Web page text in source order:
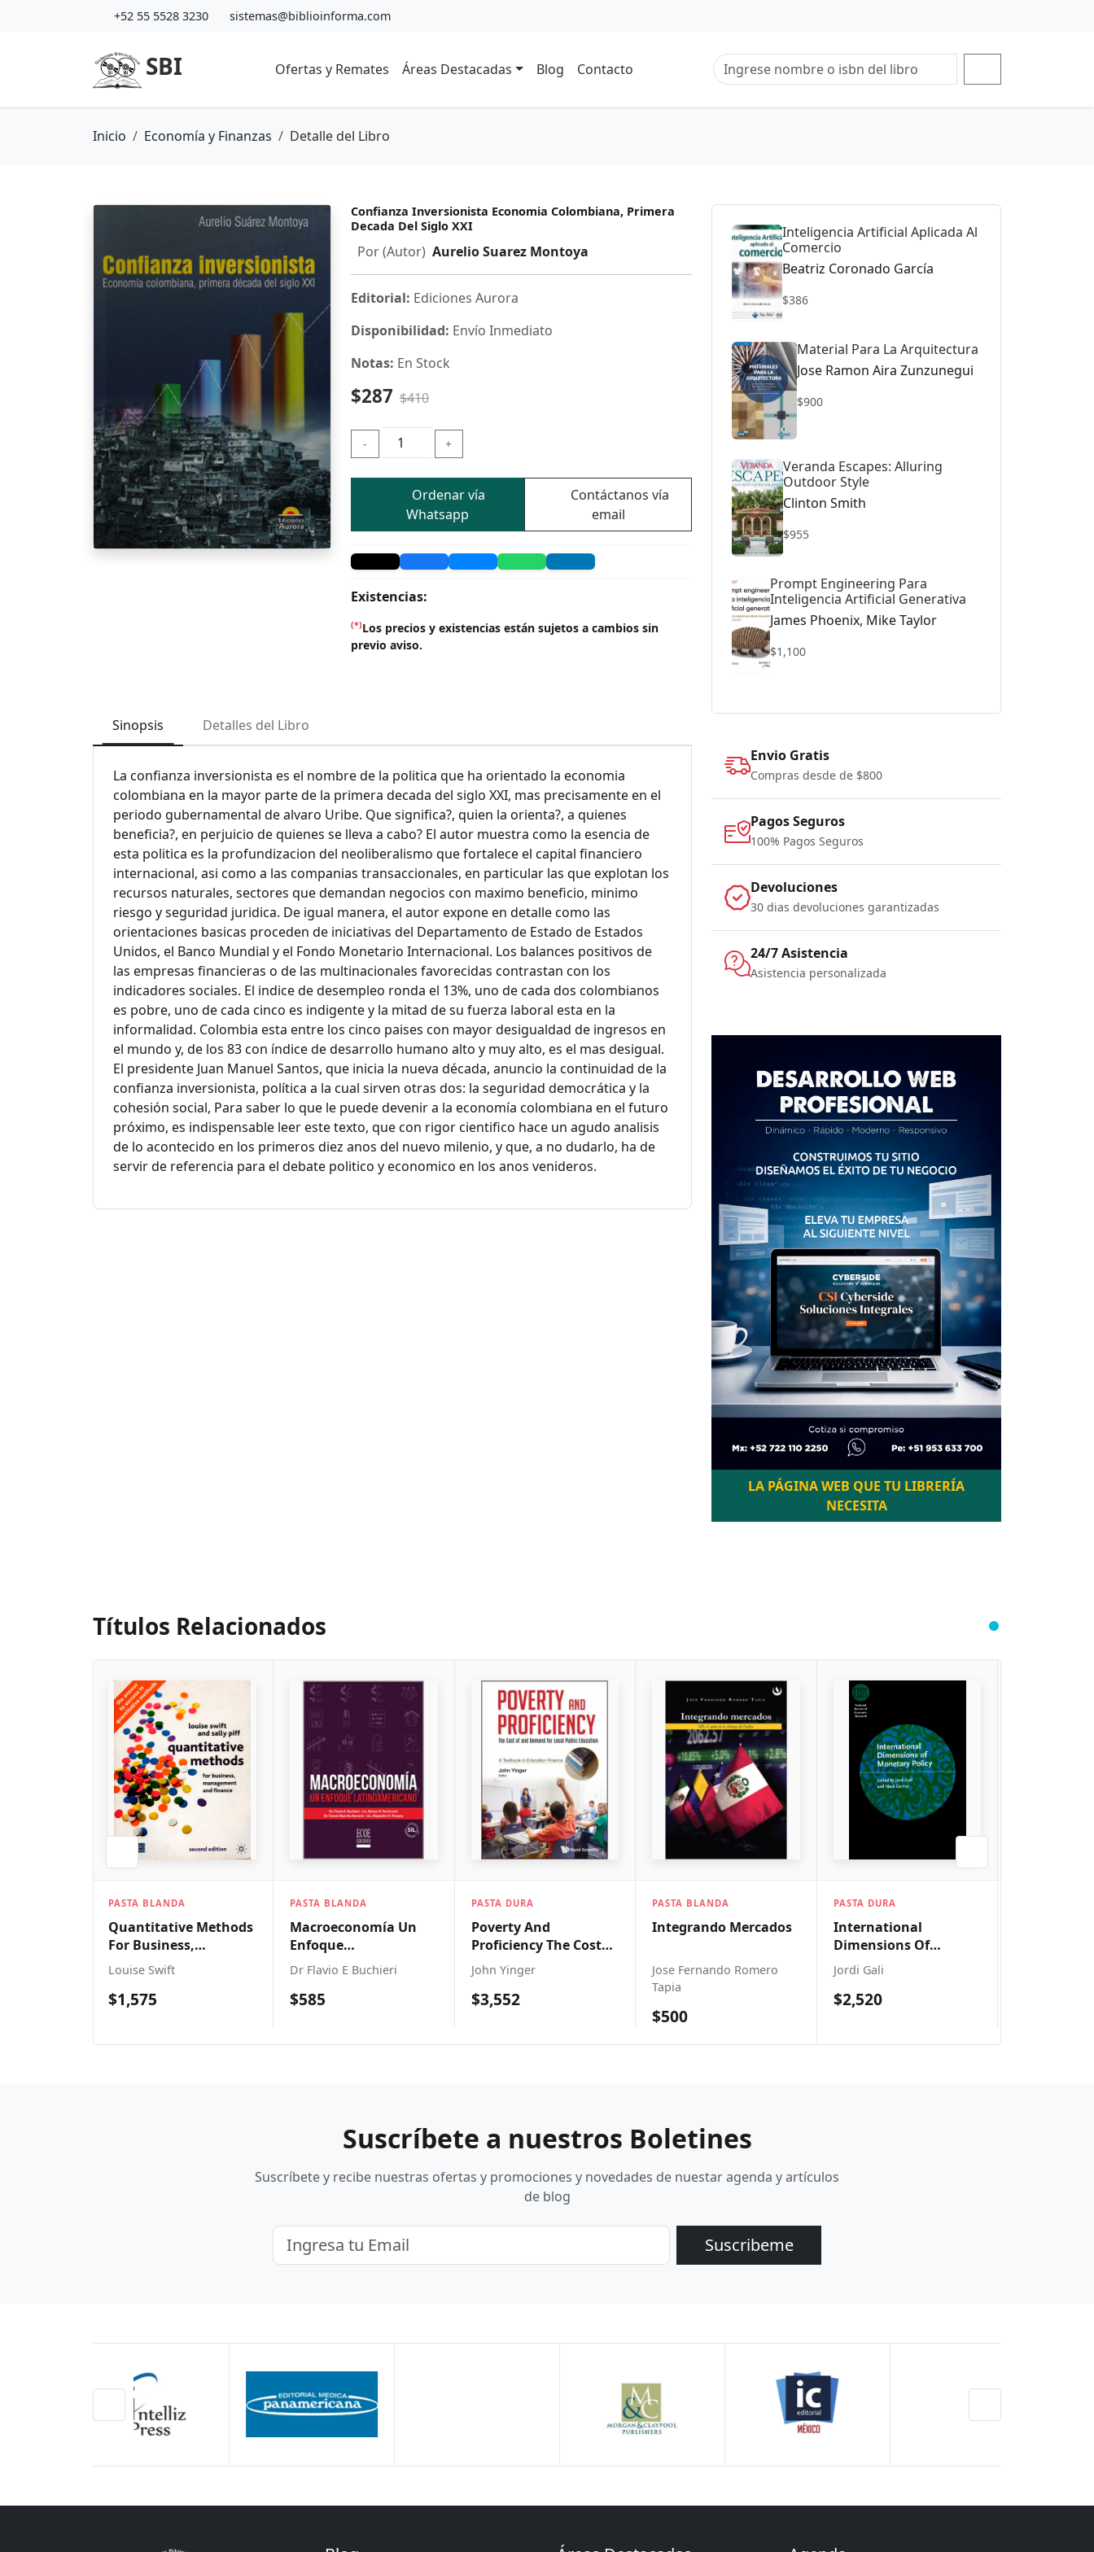
+52 55 5528 3230 sistemas@biblioinforma.com
SBI Ofertas y Remates Áreas Destacadas Blog Contacto
Inicio Economía y Finanzas Detalle del Libro
Confianza Inversionista Economia Colombiana, Primera
Decada Del Siglo XXI
Por (Autor) Aurelio Suarez Montoya
Editorial: Ediciones Aurora
Disponibilidad: Envío Inmediato
Notas: En Stock
$287 $410
- +
Ordenar vía
Whatsapp
Contáctanos vía
email
Existencias:
(*)Los precios y existencias están sujetos a cambios sin
previo aviso.
Sinopsis Detalles del Libro
La confianza inversionista es el nombre de la politica que ha orientado la economia
colombiana en la mayor parte de la primera decada del siglo XXI, mas precisamente en el
periodo gubernamental de alvaro Uribe. Que significa?, quien la orienta?, a quienes
beneficia?, en perjuicio de quienes se lleva a cabo? El autor muestra como la esencia de
esta politica es la profundizacion del neoliberalismo que fortalece el capital financiero
internacional, asi como a las companias transaccionales, en particular las que explotan los
recursos naturales, sectores que demandan negocios con maximo beneficio, minimo
riesgo y seguridad juridica. De igual manera, el autor expone en detalle como las
orientaciones basicas proceden de iniciativas del Departamento de Estado de Estados
Unidos, el Banco Mundial y el Fondo Monetario Internacional. Los balances positivos de
las empresas financieras o de las multinacionales favorecidas contrastan con los
indicadores sociales. El indice de desempleo ronda el 13%, uno de cada dos colombianos
es pobre, uno de cada cinco es indigente y la mitad de su fuerza laboral esta en la
informalidad. Colombia esta entre los cinco paises con mayor desigualdad de ingresos en
el mundo y, de los 83 con índice de desarrollo humano alto y muy alto, es el mas desigual.
El presidente Juan Manuel Santos, que inicia la nueva década, anuncio la continuidad de la
confianza inversionista, política a la cual sirven otras dos: la seguridad democrática y la
cohesión social, Para saber lo que le puede devenir a la economía colombiana en el futuro
próximo, es indispensable leer este texto, que con rigor cientifico hace un agudo analisis
de lo acontecido en los primeros diez anos del nuevo milenio, y que, a no dudarlo, ha de
servir de referencia para el debate politico y economico en los anos venideros.
Inteligencia Artificial Aplicada Al
Comercio
Beatriz Coronado García
$386
Material Para La Arquitectura
Jose Ramon Aira Zunzunegui
$900
Veranda Escapes: Alluring
Outdoor Style
Clinton Smith
$955
Prompt Engineering Para
Inteligencia Artificial Generativa
James Phoenix, Mike Taylor
$1,100
Envio Gratis
Compras desde de $800
Pagos Seguros
100% Pagos Seguros
Devoluciones
30 dias devoluciones garantizadas
24/7 Asistencia
Asistencia personalizada
LA PÁGINA WEB QUE TU LIBRERÍA
NECESITA
Títulos Relacionados
PASTA BLANDA
Quantitative Methods
For Business,
Management And
Louise Swift
$1,575
PASTA BLANDA
Macroeconomía Un
Enfoque
Latinoamericano
Dr Flavio E Buchieri
$585
PASTA DURA
Poverty And
Proficiency The Cost
Of And Demand For
Local Public Education
A Textbook In
John Yinger
$3,552
PASTA BLANDA
Integrando Mercados
Jose Fernando Romero
Tapia
$500
PASTA DURA
International
Dimensions Of
Monetary Policy
Jordi Gali
$2,520
Suscríbete a nuestros Boletines
Suscríbete y recibe nuestras ofertas y promociones y novedades de nuestar agenda y artículos
de blog
Suscribeme